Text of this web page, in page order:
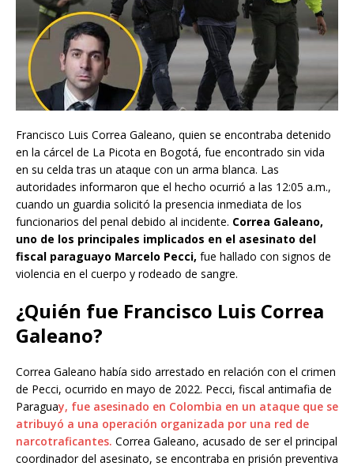
Francisco Luis Correa Galeano, quien se encontraba detenido
en la cárcel de La Picota en Bogotá, fue encontrado sin vida
en su celda tras un ataque con un arma blanca. Las
autoridades informaron que el hecho ocurrió a las 12:05 a.m.,
cuando un guardia solicitó la presencia inmediata de los
funcionarios del penal debido al incidente. Correa Galeano,
uno de los principales implicados en el asesinato del
fiscal paraguayo Marcelo Pecci, fue hallado con signos de
violencia en el cuerpo y rodeado de sangre.
¿Quién fue Francisco Luis Correa
Galeano?
Correa Galeano había sido arrestado en relación con el crimen
de Pecci, ocurrido en mayo de 2022. Pecci, fiscal antimafia de
Paraguay, fue asesinado en Colombia en un ataque que se
atribuyó a una operación organizada por una red de
narcotraficantes. Correa Galeano, acusado de ser el principal
coordinador del asesinato, se encontraba en prisión preventiva